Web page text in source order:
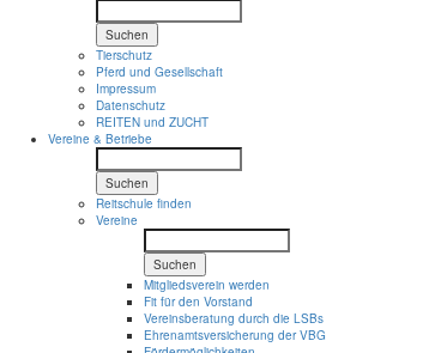
Suchen
Tierschutz
Pferd und Gesellschaft
Impressum
Datenschutz
REITEN und ZUCHT
Vereine & Betriebe
Suchen
Reitschule finden
Vereine
Suchen
Mitgliedsverein werden
Fit für den Vorstand
Vereinsberatung durch die LSBs
Ehrenamtsversicherung der VBG